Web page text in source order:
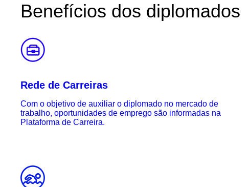
Benefícios dos diplomados
Rede de Carreiras
Com o objetivo de auxiliar o diplomado no mercado de
trabalho, oportunidades de emprego são informadas na
Plataforma de Carreira.